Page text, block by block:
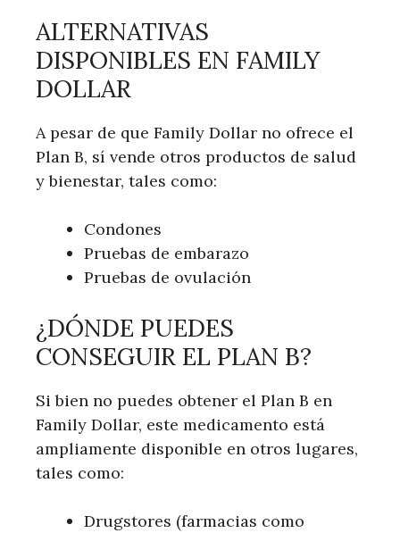
ALTERNATIVAS
DISPONIBLES​ EN FAMILY
‌DOLLAR
A pesar de que Family Dollar ⁣no ofrece el
Plan B, sí vende otros productos de salud
y bienestar, ⁢tales como:
Condones
Pruebas de embarazo
Pruebas de ovulación
¿DÓNDE PUEDES
CONSEGUIR EL ​PLAN⁤ B?
Si bien no‍ puedes obtener el Plan B en
Family Dollar,‍ este medicamento está
ampliamente disponible en otros lugares,
tales como:
Drugstores (farmacias ‍como